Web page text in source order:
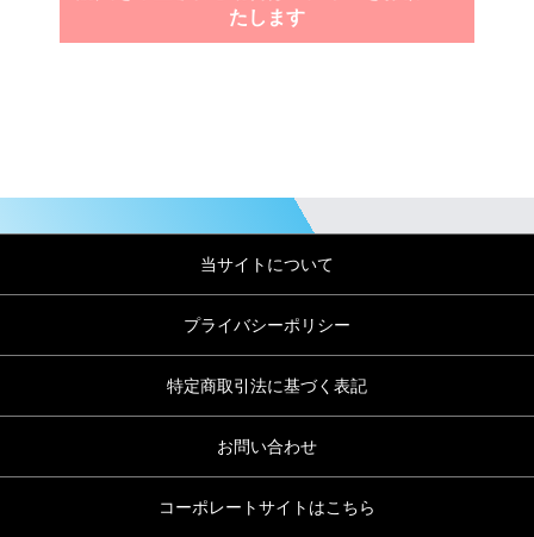
たします
当サイトについて
プライバシーポリシー
特定商取引法に基づく表記
お問い合わせ
コーポレートサイトはこちら